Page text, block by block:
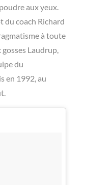
aux yeux.
du coach Richard
à toute
Laudrup,
du
en 1992, au